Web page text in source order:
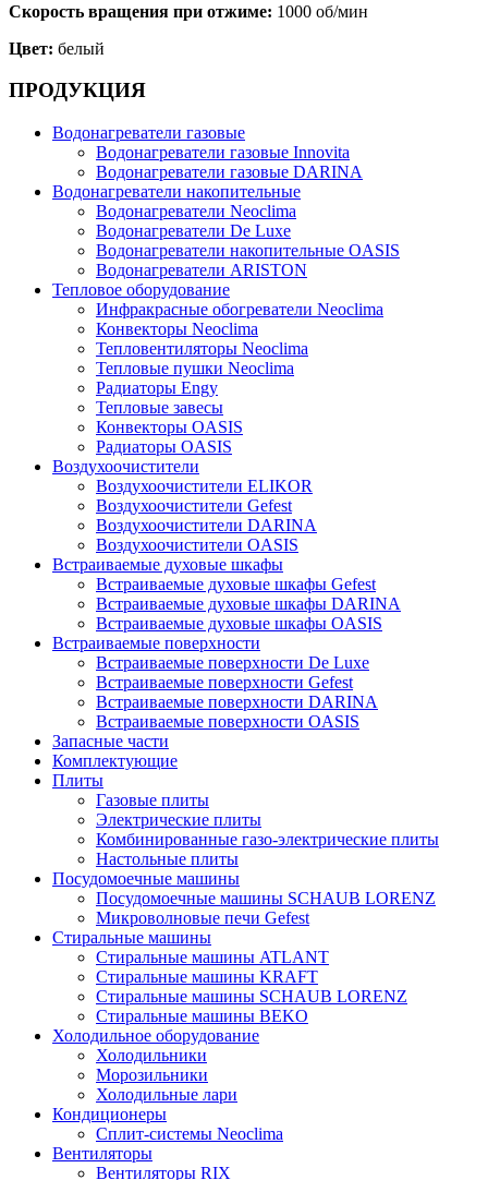
Скорость вращения при отжиме: 1000 об/мин
Цвет: белый
ПРОДУКЦИЯ
Водонагреватели газовые
Водонагреватели газовые Innovita
Водонагреватели газовые DARINA
Водонагреватели накопительные
Водонагреватели Neoclima
Водонагреватели De Luxe
Водонагреватели накопительные OASIS
Водонагреватели ARISTON
Тепловое оборудование
Инфракрасные обогреватели Neoclima
Конвекторы Neoclima
Тепловентиляторы Neoclima
Тепловые пушки Neoclima
Радиаторы Engy
Тепловые завесы
Конвекторы OASIS
Радиаторы OASIS
Воздухоочистители
Воздухоочистители ELIKOR
Воздухоочистители Gefest
Воздухоочистители DARINA
Воздухоочистители OASIS
Встраиваемые духовые шкафы
Встраиваемые духовые шкафы Gefest
Встраиваемые духовые шкафы DARINA
Встраиваемые духовые шкафы OASIS
Встраиваемые поверхности
Встраиваемые поверхности De Luxe
Встраиваемые поверхности Gefest
Встраиваемые поверхности DARINA
Встраиваемые поверхности OASIS
Запасные части
Комплектующие
Плиты
Газовые плиты
Электрические плиты
Комбинированные газо-электрические плиты
Настольные плиты
Посудомоечные машины
Посудомоечные машины SCHAUB LORENZ
Микроволновые печи Gefest
Стиральные машины
Стиральные машины ATLANT
Стиральные машины KRAFT
Стиральные машины SCHAUB LORENZ
Стиральные машины BEKO
Холодильное оборудование
Холодильники
Морозильники
Холодильные лари
Кондиционеры
Сплит-системы Neoclima
Вентиляторы
Вентиляторы RIX